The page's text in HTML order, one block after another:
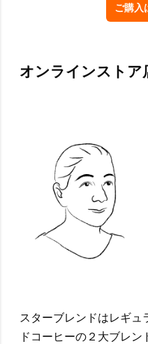
ご購入
オンラインストア
スターブレンドはレギュ
ドコーヒーの２大ブレン